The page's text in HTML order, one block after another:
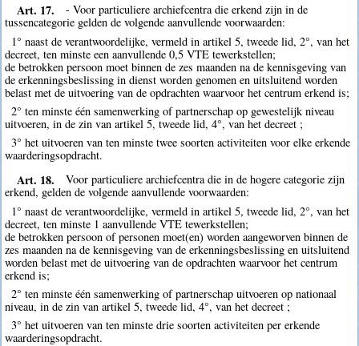
Art. 17.
- Voor particuliere archiefcentra die erkend zijn in de
tussencategorie gelden de volgende aanvullende voorwaarden:
1° naast de verantwoordelijke, vermeld in artikel 5, tweede lid, 2°, van het
decreet, ten minste een aanvullende 0,5 VTE tewerkstellen;
de betrokken persoon moet binnen de zes maanden na de kennisgeving van
de erkenningsbeslissing in dienst worden genomen en uitsluitend worden
belast met de uitvoering van de opdrachten waarvoor het centrum erkend is;
2° ten minste één samenwerking of partnerschap op gewestelijk niveau
uitvoeren, in de zin van artikel 5, tweede lid, 4°, van het decreet ;
3° het uitvoeren van ten minste twee soorten activiteiten voor elke erkende
waarderingsopdracht.
Art. 18.
Voor particuliere archiefcentra die in de hogere categorie zijn
erkend, gelden de volgende aanvullende voorwaarden:
1° naast de verantwoordelijke, vermeld in artikel 5, tweede lid, 2°, van het
decreet, ten minste 1 aanvullende VTE tewerkstellen;
de betrokken persoon of personen moet(en) worden aangeworven binnen de
zes maanden na de kennisgeving van de erkenningsbeslissing en uitsluitend
worden belast met de uitvoering van de opdrachten waarvoor het centrum
erkend is;
2° ten minste één samenwerking of partnerschap uitvoeren op nationaal
niveau, in de zin van artikel 5, tweede lid, 4°, van het decreet ;
3° het uitvoeren van ten minste drie soorten activiteiten per erkende
waarderingsopdracht.